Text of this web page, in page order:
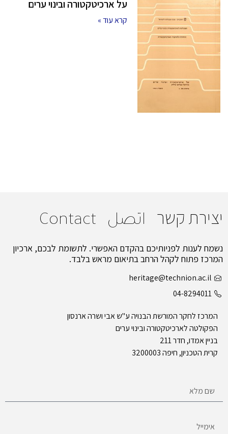
על ארכיטקטורה ובינוי ערים
קרא עוד »
יצירת קשר اتصل Contact
נשמח לענות לפניותיכם בהקדם האפשרי. לתשומת לבכם, ארכיון
המרכז פתוח לקהל הרחב בתיאום מראש בלבד.
heritage@technion.ac.il
04-8294011
המרכז לחקר המורשת הבנויה ע"ש אבי ושרה ארנסון
הפקולטה לארכיטקטורה ובינוי ערים
בניין אמדו, חדר 211
קרית הטכניון, חיפה 3200003